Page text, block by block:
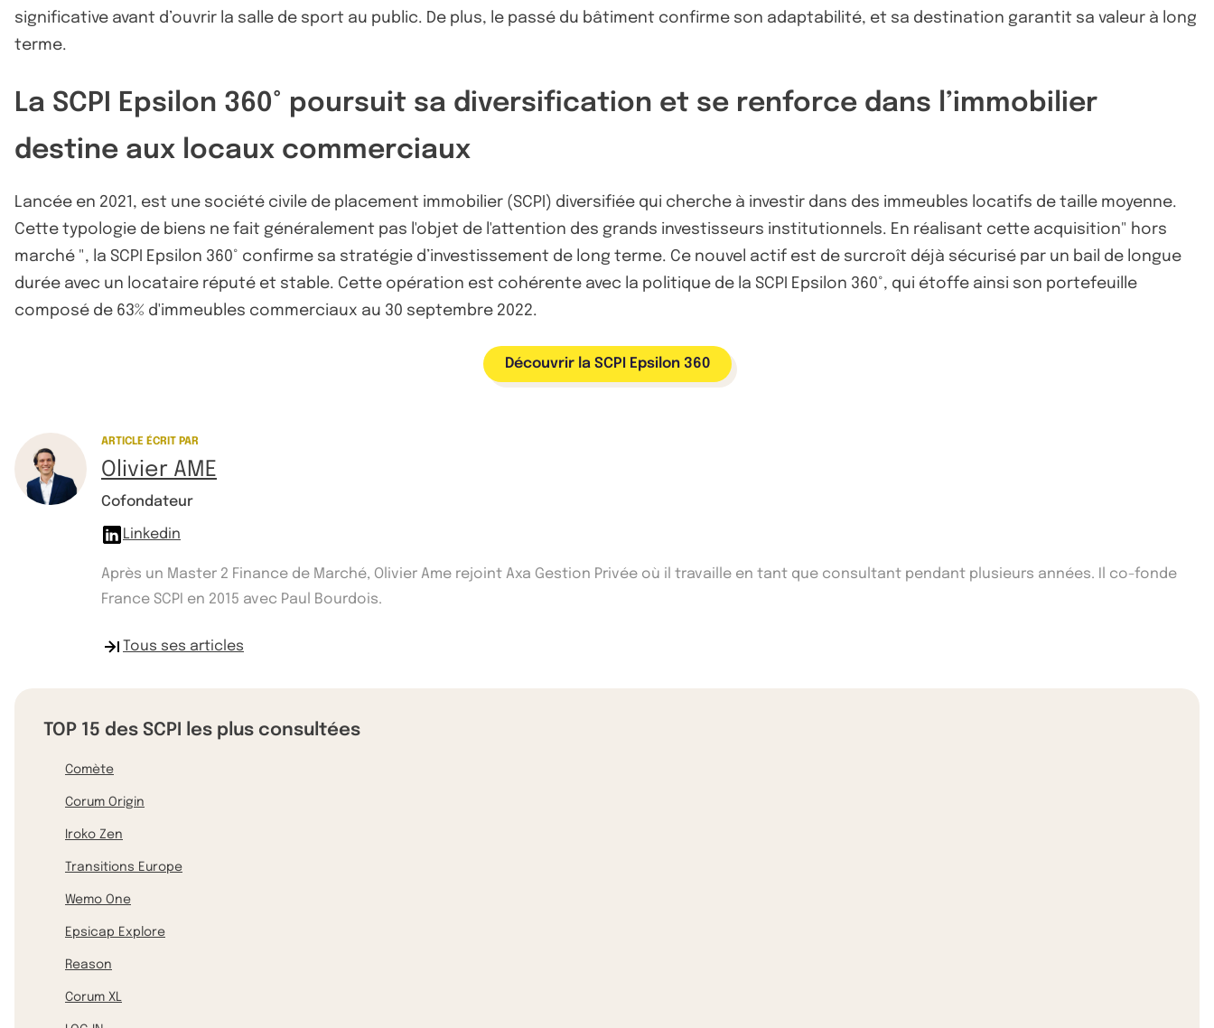
significative avant d’ouvrir la salle de sport au public. De plus, le passé du bâtiment confirme son adaptabilité, et sa destination garantit sa valeur à long
terme.
La SCPI Epsilon 360° poursuit sa diversification et se renforce dans l’immobilier
destine aux locaux commerciaux
Lancée en 2021, est une société civile de placement immobilier (SCPI) diversifiée qui cherche à investir dans des immeubles locatifs de taille moyenne.
Cette typologie de biens ne fait généralement pas l'objet de l'attention des grands investisseurs institutionnels. En réalisant cette acquisition" hors
marché ", la SCPI Epsilon 360° confirme sa stratégie d’investissement de long terme. Ce nouvel actif est de surcroît déjà sécurisé par un bail de longue
durée avec un locataire réputé et stable. Cette opération est cohérente avec la politique de la SCPI Epsilon 360°, qui étoffe ainsi son portefeuille
composé de 63% d'immeubles commerciaux au 30 septembre 2022.
Découvrir la SCPI Epsilon 360
ARTICLE ÉCRIT PAR
Olivier AME
Cofondateur
Linkedin
Après un Master 2 Finance de Marché, Olivier Ame rejoint Axa Gestion Privée où il travaille en tant que consultant pendant plusieurs années. Il co-fonde
France SCPI en 2015 avec Paul Bourdois.
Tous ses articles
TOP 15 des SCPI les plus consultées
Comète
Corum Origin
Iroko Zen
Transitions Europe
Wemo One
Epsicap Explore
Reason
Corum XL